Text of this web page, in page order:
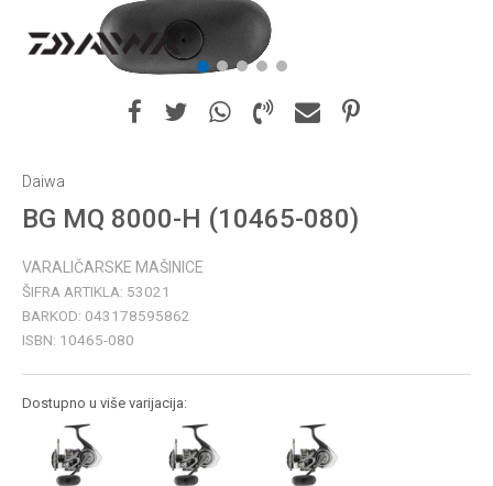
1 2 3 4 5
Daiwa
BG MQ 8000-H (10465-080)
VARALIČARSKE MAŠINICE
ŠIFRA ARTIKLA: 53021
BARKOD: 043178595862
ISBN: 10465-080
Dostupno u više varijacija: